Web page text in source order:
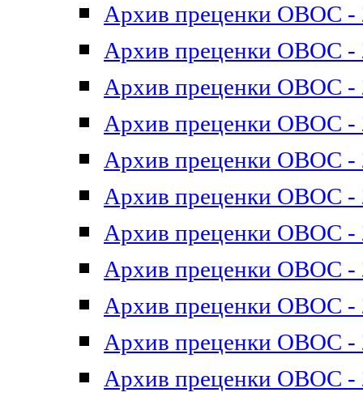
Архив преценки ОВОС -
Архив преценки ОВОС -
Архив преценки ОВОС -
Архив преценки ОВОС -
Архив преценки ОВОС -
Архив преценки ОВОС -
Архив преценки ОВОС -
Архив преценки ОВОС -
Архив преценки ОВОС -
Архив преценки ОВОС -
Архив преценки ОВОС -